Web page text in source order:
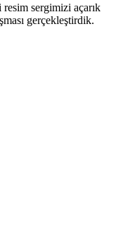
sergimizi açarık
gerçekleştirdik.